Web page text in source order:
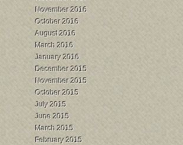
November 2016
October 2016
August 2016
March 2016
January 2016
December 2015
November 2015
October 2015
July 2015
June 2015
March 2015
February 2015